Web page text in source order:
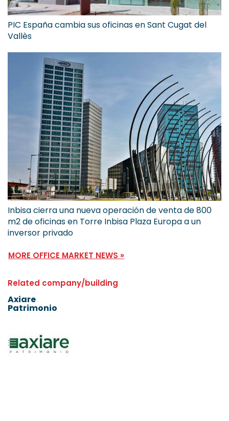
PIC España cambia sus oficinas en Sant Cugat del
Vallès
Inbisa cierra una nueva operación de venta de 800
m2 de oficinas en Torre Inbisa Plaza Europa a un
inversor privado
MORE OFFICE MARKET NEWS »
Related company/building
Axiare
Patrimonio